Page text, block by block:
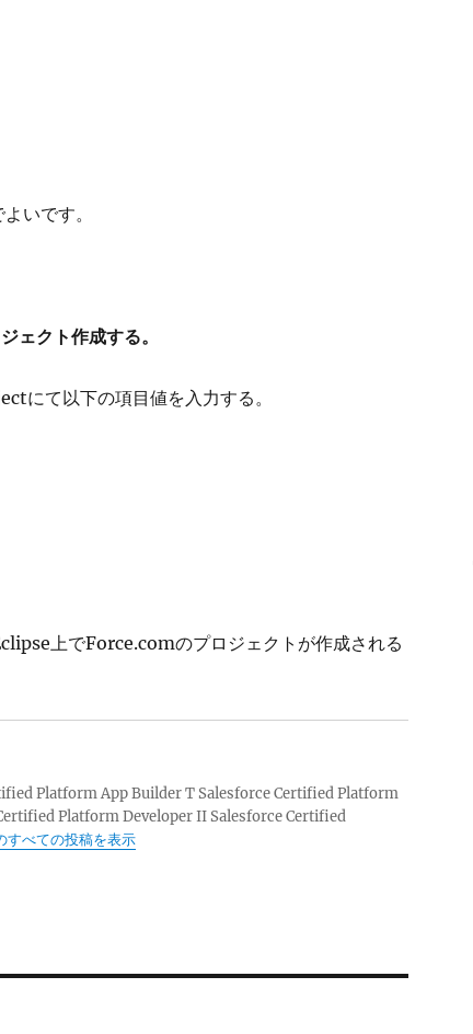
いです。
ェクト作成する。
にて以下の項目値を入力する。
上でForce.comのプロジェクトが作成される
Platform App Builder T Salesforce Certified Platform
Platform Developer II Salesforce Certified
べての投稿を表示